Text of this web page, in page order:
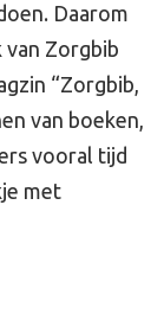
Daarom
van Zorgbib
“Zorgbib,
van boeken,
vooral tijd
met